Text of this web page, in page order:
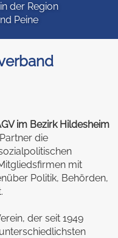
der Region
Peine
im Bezirk Hildesheim
die
mit
Politik, Behörden,
der seit 1949